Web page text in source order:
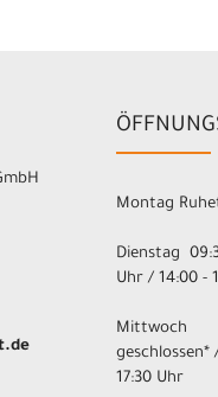
Montag
Dienstag
Uhr / 14:00 -
Mittwoch
geschlossen*
17:30 Uhr